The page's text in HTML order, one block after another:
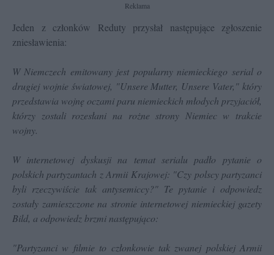
Reklama
Jeden z członków Reduty przysłał następujące zgłoszenie
zniesławienia:
W Niemczech emitowany jest popularny niemieckiego serial o
drugiej wojnie światowej, "Unsere Mutter, Unsere Vater," który
przedstawia wojnę oczami paru niemieckich młodych przyjaciół,
którzy zostali rozesłani na rożne strony Niemiec w trakcie
wojny.
W internetowej dyskusji na temat serialu padło pytanie o
polskich partyzantach z Armii Krajowej: "Czy polscy partyzanci
byli rzeczywiście tak antysemiccy?" Te pytanie i odpowiedz
zostały zamieszczone na stronie internetowej niemieckiej gazety
Bild, a odpowiedz brzmi następująco:
"Partyzanci w filmie to członkowie tak zwanej polskiej Armii